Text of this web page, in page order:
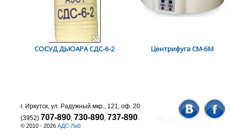
СОСУД ДЬЮАРА СДС-6-2 Центрифуга СМ-6М
© 2010 - 2026 АДС-Лаб
г. Иркутск, ул. Радужный мкр., 121, оф. 20
(3952) 707-890, 730-890, 737-890.